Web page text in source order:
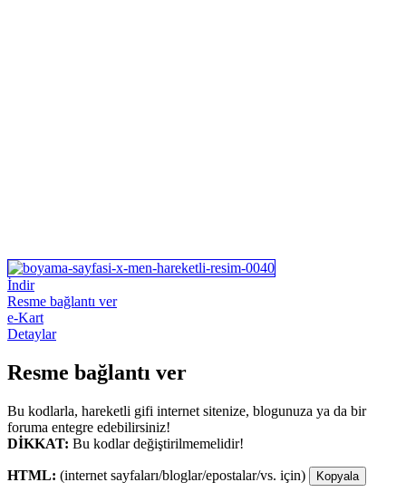
İndir
Resme bağlantı ver
e-Kart
Detaylar
Resme bağlantı ver
Bu kodlarla, hareketli gifi internet sitenize, blogunuza ya da bir
foruma entegre edebilirsiniz!
DİKKAT: Bu kodlar değiştirilmemelidir!
HTML: (internet sayfaları/bloglar/epostalar/vs. için) Kopyala